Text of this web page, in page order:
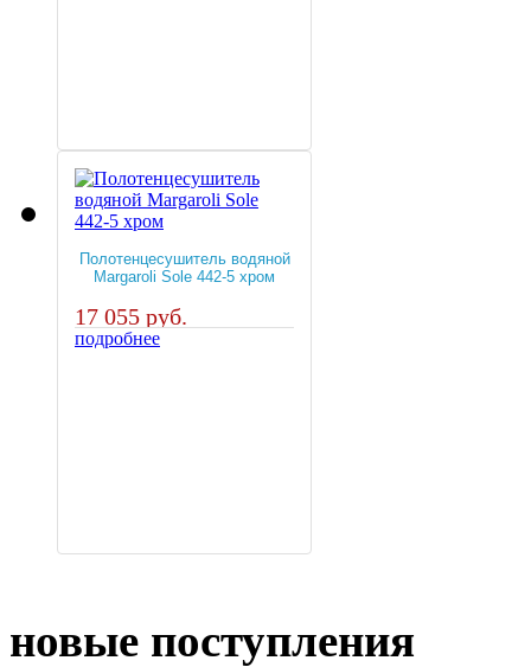
Полотенцесушитель водяной
Margaroli Sole 442-5 хром
17 055 руб.
подробнее
новые поступления